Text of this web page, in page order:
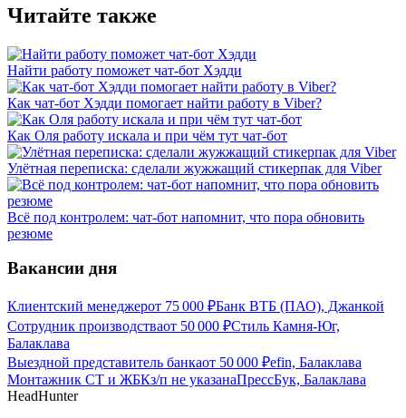
Читайте также
Найти работу поможет чат-бот Хэдди
Как чат-бот Хэдди помогает найти работу в Viber?
Как Оля работу искала и при чём тут чат-бот
Улётная переписка: сделали жужжащий стикерпак для Viber
Всё под контролем: чат-бот напомнит, что пора обновить
резюме
Вакансии дня
Клиентский менеджерот 75 000 ₽Банк ВТБ (ПАО), Джанкой
Сотрудник производстваот 50 000 ₽Стиль Камня-Юг,
Балаклава
Выездной представитель банкаот 50 000 ₽efin, Балаклава
Монтажник СТ и ЖБКз/п не указанаПрессБук, Балаклава
HeadHunter